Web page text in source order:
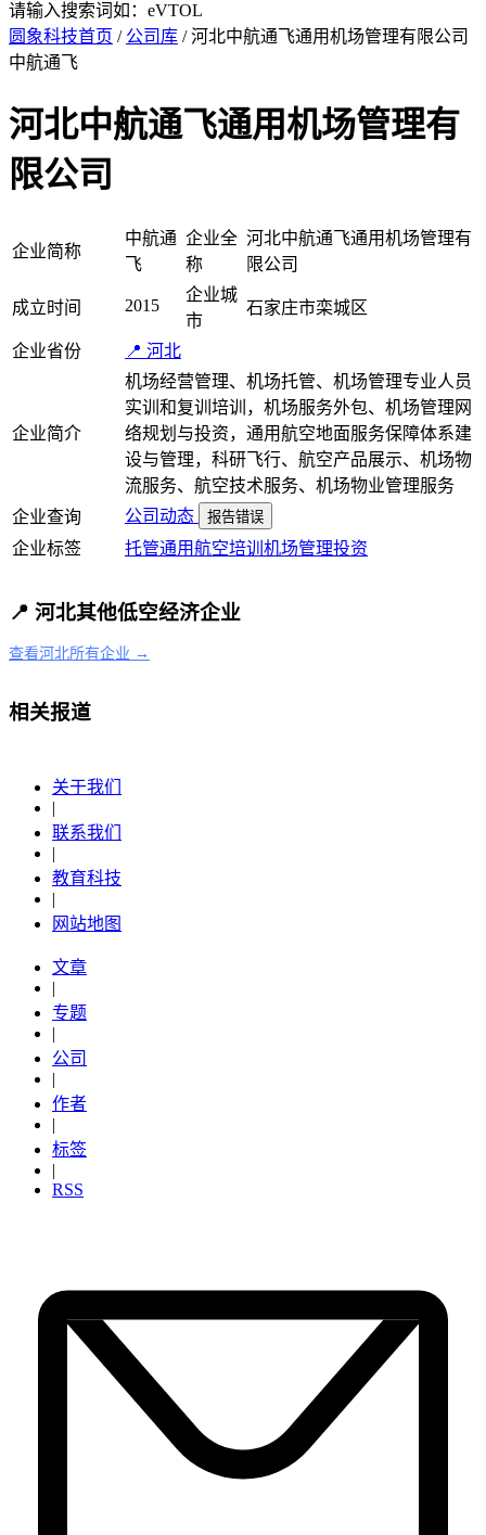
请输入搜索词如：eVTOL
圆象科技首页 / 公司库 / 河北中航通飞通用机场管理有限公司
中航通飞
河北中航通飞通用机场管理有
限公司
企业简称
中航通
飞
企业全
称
河北中航通飞通用机场管理有
限公司
成立时间 2015
企业城
市
石家庄市栾城区
企业省份 📍 河北
企业简介
机场经营管理、机场托管、机场管理专业人员
实训和复训培训，机场服务外包、机场管理网
络规划与投资，通用航空地面服务保障体系建
设与管理，科研飞行、航空产品展示、机场物
流服务、航空技术服务、机场物业管理服务
企业查询
公司动态 报告错误
企业标签 托管通用航空培训 机场管理投资
📍 河北其他低空经济企业
查看河北所有企业 →
相关报道
关于我们
|
联系我们
|
教育科技
|
网站地图
文章
|
专题
|
公司
|
作者
|
标签
|
RSS